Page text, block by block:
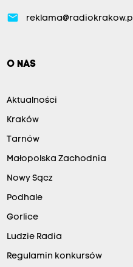
email reklama@radiokrakow.pl
O NAS
Aktualności
Kraków
Tarnów
Małopolska Zachodnia
Nowy Sącz
Podhale
Gorlice
Ludzie Radia
Regulamin konkursów